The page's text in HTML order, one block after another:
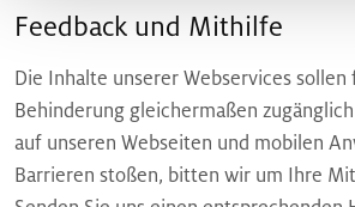
Feedback und Mithilfe
Die Inhalte unserer Webservices
Behinderung gleichermaßen
auf unseren Webseiten und mobilen
Barrieren stoßen, bitten wir um Ihre